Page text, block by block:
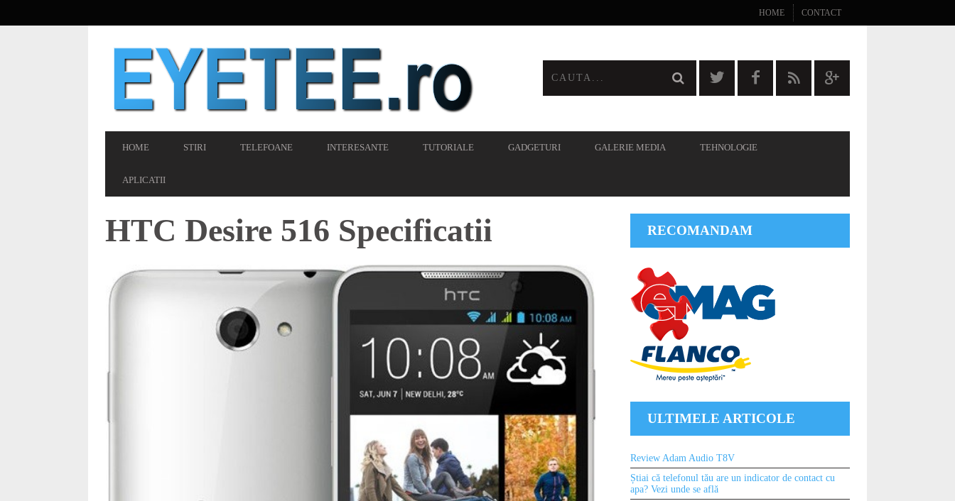
NAVIGATION
HOME CONTACT
NAVIGATION
HOME STIRI TELEFOANE INTERESANTE TUTORIALE GADGETURI GALERIE MEDIA TEHNOLOGIE
APLICATII
HTC Desire 516 Specificatii RECOMANDAM
ULTIMELE ARTICOLE
Review Adam Audio T8V
Știai că telefonul tău are un indicator de contact cu
apa? Vezi unde se află